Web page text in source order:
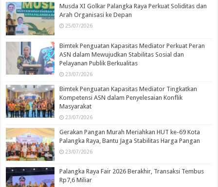
Musda XI Golkar Palangka Raya Perkuat Soliditas dan
Arah Organisasi ke Depan
25/07/2026
Bimtek Penguatan Kapasitas Mediator Perkuat Peran
ASN dalam Mewujudkan Stabilitas Sosial dan
Pelayanan Publik Berkualitas
23/07/2026
Bimtek Penguatan Kapasitas Mediator Tingkatkan
Kompetensi ASN dalam Penyelesaian Konflik
Masyarakat
23/07/2026
Gerakan Pangan Murah Meriahkan HUT ke-69 Kota
Palangka Raya, Bantu Jaga Stabilitas Harga Pangan
23/07/2026
Palangka Raya Fair 2026 Berakhir, Transaksi Tembus
Rp7,6 Miliar